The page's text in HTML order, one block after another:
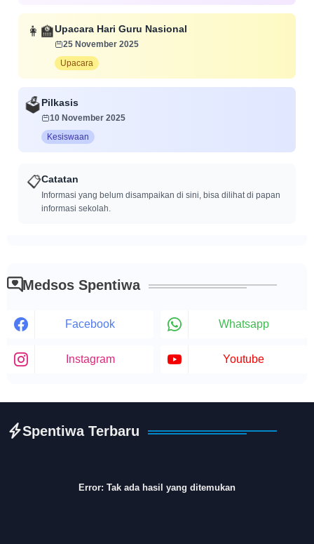
👩‍🏫Upacara Hari Guru Nasional
25 November 2025
Upacara
🗳️Pilkasis
10 November 2025
Kesiswaan
📋Catatan
Informasi yang belum disampaikan di sini, bisa dilihat di papan
informasi sekolah.
Medsos Spentiwa
Facebook Whatsapp
Instagram Youtube
Spentiwa Terbaru
Error: Tak ada hasil yang ditemukan